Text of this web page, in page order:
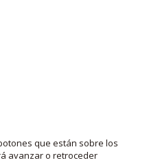
que están sobre los
avanzar o retroceder